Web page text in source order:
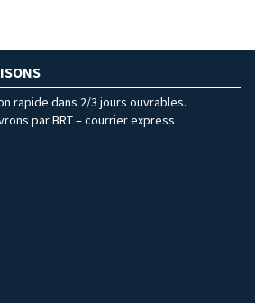
rapide dans 2/3 jours ouvrables.
par BRT – courrier express